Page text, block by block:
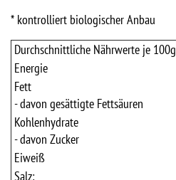
* kontrolliert biologischer Anbau
Durchschnittliche Nährwerte je 100g
Energie
Fett
- davon gesättigte Fettsäuren
Kohlenhydrate
- davon Zucker
Eiweiß
Salz: